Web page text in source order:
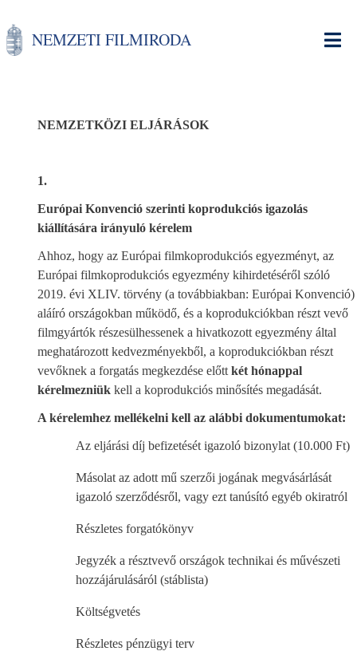
NEMZETI FILMIRODA
NEMZETKÖZI ELJÁRÁSOK
1.
Európai Konvenció szerinti koprodukciós igazolás
kiállítására irányuló kérelem
Ahhoz, hogy az Európai filmkoprodukciós egyezményt, az
Európai filmkoprodukciós egyezmény kihirdetéséről szóló
2019. évi XLIV. törvény (a továbbiakban: Európai Konvenció)
aláíró országokban működő, és a koprodukciókban részt vevő
filmgyártók részesülhessenek a hivatkozott egyezmény által
meghatározott kedvezményekből, a koprodukciókban részt
vevőknek a forgatás megkezdése előtt két hónappal
kérelmezniük kell a koprodukciós minősítés megadását.
A kérelemhez mellékelni kell az alábbi dokumentumokat:
Az eljárási díj befizetését igazoló bizonylat (10.000 Ft)
Másolat az adott mű szerzői jogának megvásárlását
igazoló szerződésről, vagy ezt tanúsító egyéb okiratról
Részletes forgatókönyv
Jegyzék a résztvevő országok technikai és művészeti
hozzájárulásáról (stáblista)
Költségvetés
Részletes pénzügyi terv